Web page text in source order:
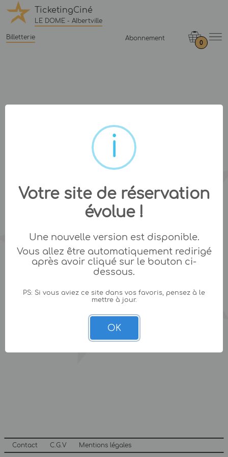
TicketingCiné
LE DOME - Albertville
Billetterie Abonnement
0
Contact C.G.V Mentions légales
Votre site de réservation
évolue !
Une nouvelle version est disponible.
Vous allez être automatiquement redirigé
après avoir cliqué sur le bouton ci-
dessous.
PS: Si vous aviez ce site dans vos favoris, pensez à le
mettre à jour.
OK